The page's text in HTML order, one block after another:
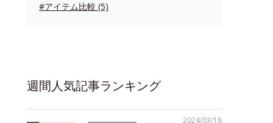
#アイテム比較 (5)
週間人気記事ランキング
2024/03/18